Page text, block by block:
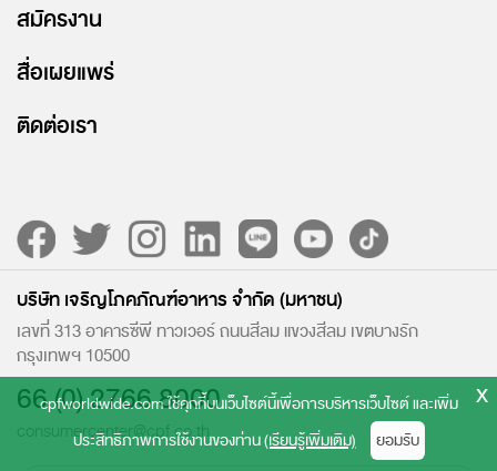
cpfworldwide.com ใช้คุกกี้บนเว็บไซต์นี้เพื่อการบริหารเว็บไซต์ และเพิ่ม
ประสิทธิภาพการใช้งานของท่าน(เรียนรู้เพิ่มเติม) ยอมรับ
x
สมัครงาน
สื่อเผยแพร่
ติดต่อเรา
บริษัท เจริญโภคภัณฑ์อาหาร จำกัด (มหาชน)
เลขที่ 313 อาคารซีพี ทาวเวอร์ ถนนสีลม แขวงสีลม เขตบางรัก
กรุงเทพฯ 10500
66 (0) 2766 8000
consumercenter@cpf.co.th